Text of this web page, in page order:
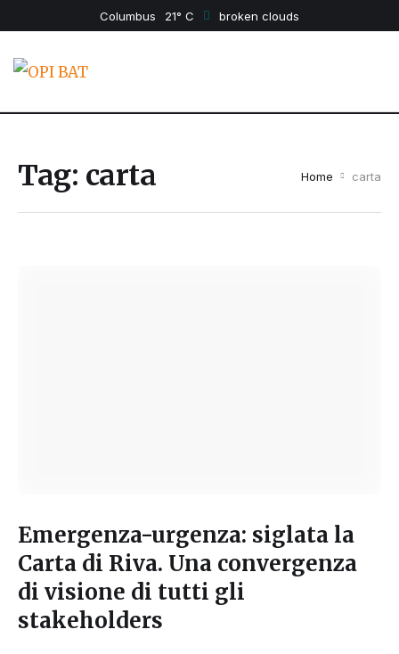
Columbus 21 broken clouds
Tag: carta Home carta
Emergenza-urgenza: siglata la
Carta di Riva. Una convergenza
di visione di tutti gli
stakeholders